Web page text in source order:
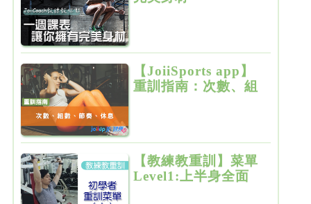
【JoiiSports app】
重訓指南：次數、組
【教練教重訓】菜單
Level1:上半身全面